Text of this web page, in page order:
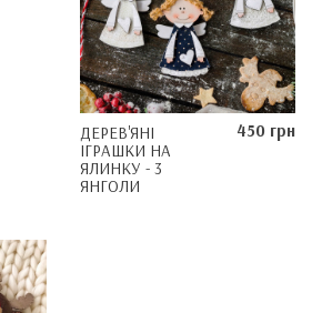
ДЕРЕВ'ЯНІ
ІГРАШКИ НА
ЯЛИНКУ - 3
ЯНГОЛИ
450 грн